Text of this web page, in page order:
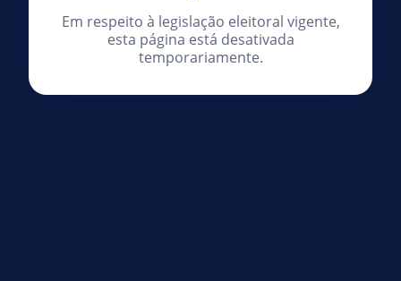
Em respeito à legislação eleitoral vigente,
esta página está desativada
temporariamente.